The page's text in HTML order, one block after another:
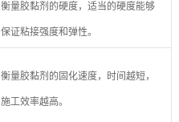
衡量胶黏剂的硬度，适当的硬度能够
保证粘接强度和弹性。
衡量胶黏剂的固化速度，时间越短，
施工效率越高。